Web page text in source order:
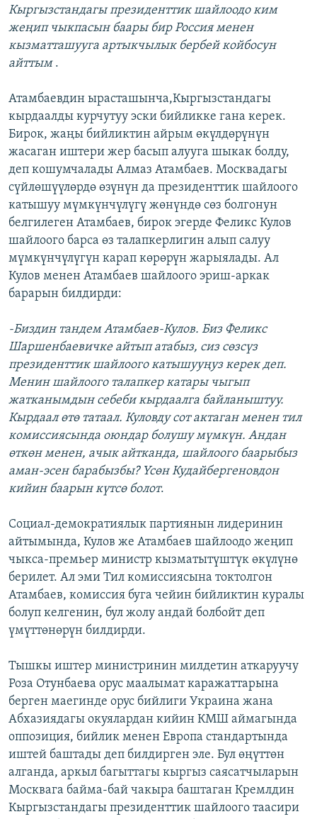
Кыргызстандагы президенттик шайлоодо ким
жеңип чыкпасын баары бир Россия менен
кызматташууга артыкчылык бербей койбосун
айттым .
Атамбаевдин ырасташынча,Кыргызстандагы
кырдаалды курчутуу эски бийликке гана керек.
Бирок, жаңы бийликтин айрым өкүлдөрүнүн
жасаган иштери жер басып алууга шыкак болду,
деп кошумчалады Алмаз Атамбаев. Москвадагы
сүйлөшүүлөрдө өзүнүн да президенттик шайлоого
катышуу мүмкүнчүлүгү жөнүндө сөз болгонун
белгилеген Атамбаев, бирок эгерде Феликс Кулов
шайлоого барса өз талапкерлигин алып салуу
мүмкүнчүлүгүн карап көрөрүн жарыялады. Ал
Кулов менен Атамбаев шайлоого эриш-аркак
барарын билдирди:
-Биздин тандем Атамбаев-Кулов. Биз Феликс
Шаршенбаевичке айтып атабыз, сиз сөзсүз
президенттик шайлоого катышууңуз керек деп.
Менин шайлоого талапкер катары чыгып
жатканымдын себеби кырдаалга байланыштуу.
Кырдаал өтө татаал. Куловду сот актаган менен тил
комиссиясында оюндар болушу мүмкүн. Андан
өткөн менен, ачык айтканда, шайлоого баарыбыз
аман-эсен барабызбы? Үсөн Кудайбергеновдон
кийин баарын күтсө болот.
Социал-демократиялык партиянын лидеринин
айтымында, Кулов же Атамбаев шайлоодо жеңип
чыкса-премьер министр кызматытүштүк өкүлүнө
берилет. Ал эми Тил комиссиясына токтолгон
Атамбаев, комиссия буга чейин бийликтин куралы
болуп келгенин, бул жолу андай болбойт деп
үмүттөнөрүн билдирди.
Тышкы иштер министринин милдетин аткаруучу
Роза Отунбаева орус маалымат каражаттарына
берген маегинде орус бийлиги Украина жана
Абхазиядагы окуялардан кийин КМШ аймагында
оппозиция, бийлик менен Европа стандартында
иштей баштады деп билдирген эле. Бул өңүттөн
алганда, аркыл багыттагы кыргыз саясатчыларын
Москвага байма-бай чакыра баштаган Кремлдин
Кыргызстандагы президенттик шайлоого таасири